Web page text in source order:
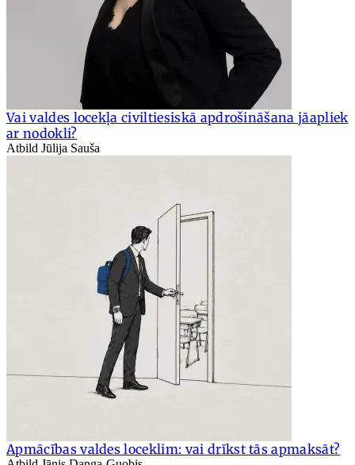
Vai valdes locekļa civiltiesiskā apdrošināšana jāapliek
ar nodokli?
Atbild Jūlija Sauša
Apmācības valdes loceklim: vai drīkst tās apmaksāt?